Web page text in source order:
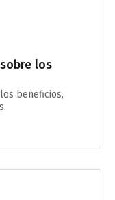
los
beneficios,